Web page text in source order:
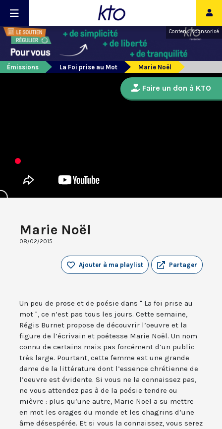
Contenu sponsorisé
Émissions La Foi prise au Mot Marie Noël
Marie Noël
08/02/2015
Partager
Ajouter à ma playlist
Un peu de prose et de poésie dans " La foi prise au
mot ", ce n’est pas tous les jours. Cette semaine,
Régis Burnet propose de découvrir l’oeuvre et la
figure de l’écrivain et poétesse Marie Noël. Un nom
connu de certains mais pas forcément d’un public
très large. Pourtant, cette femme est une grande
dame de la littérature dont l’essence chrétienne de
l’oeuvre est évidente. Si vous ne la connaissez pas,
ne vous attendez pas à de la poésie tendre ou
mièvre : plus qu’une autre, Marie Noël a su mettre
en mot les orages du monde et les chagrins d’une
âme désespérée. Et si vous la connaissez, vous serez
Faire un don à KTO